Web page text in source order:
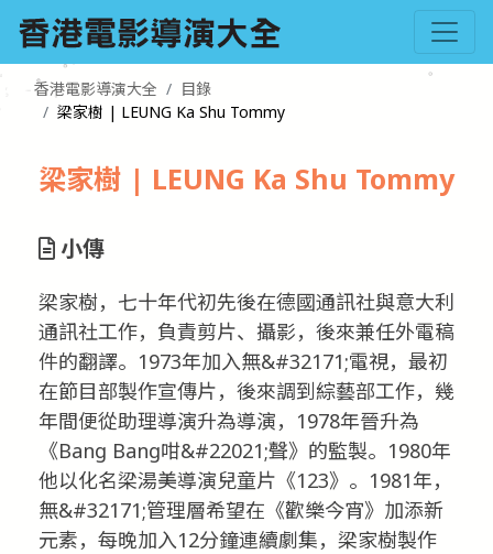
香港電影導演大全
目錄
梁家樹 | LEUNG Ka Shu Tommy
梁家樹 | LEUNG Ka Shu Tommy
小傳
梁家樹，七十年代初先後在德國通訊社與意大利
通訊社工作，負責剪片、攝影，後來兼任外電稿
件的翻譯。1973年加入無&#32171;電視，最初
在節目部製作宣傳片，後來調到綜藝部工作，幾
年間便從助理導演升為導演，1978年晉升為
《Bang Bang咁&#22021;聲》的監製。1980年
他以化名梁湯美導演兒童片《123》。1981年，
無&#32171;管理層希望在《歡樂今宵》加添新
元素，每晚加入12分鐘連續劇集，梁家樹製作